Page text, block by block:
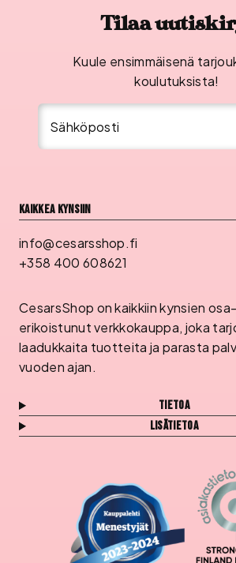
Tilaa
Kuule ensimmäisenä
koulutuksista!
Sähköposti
Kaikkea kynsiin
info@cesarsshop.fi
+358 400 608621
CesarsShop on kaikkiin kynsien
erikoistunut verkkokauppa, joka
laadukkaita tuotteita ja parasta
vuoden ajan.
Tietoa
Lisätietoa